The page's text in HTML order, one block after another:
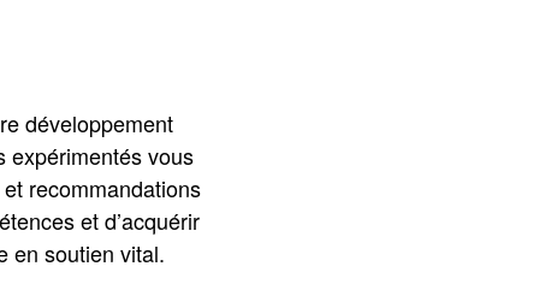
développement
expérimentés vous
recommandations
et d’acquérir
en soutien vital.